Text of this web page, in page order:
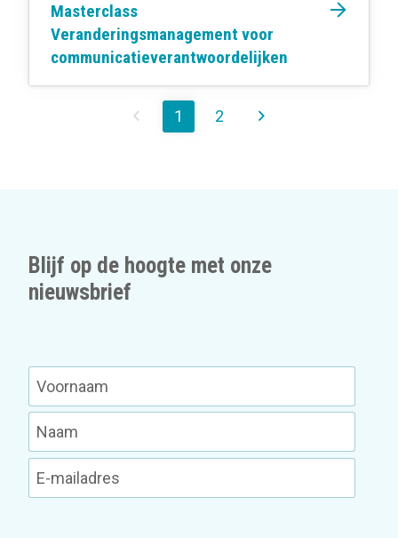
Masterclass
Veranderingsmanagement voor
communicatieverantwoordelijken
1 2
Blijf op de hoogte met onze
nieuwsbrief